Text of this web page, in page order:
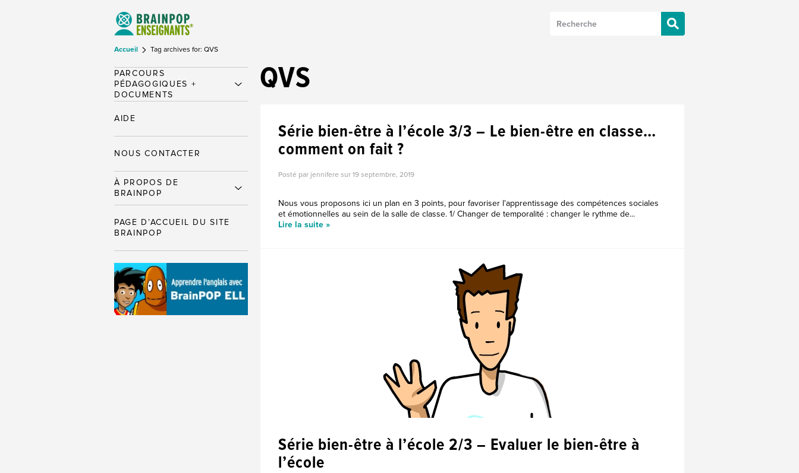
Accueil Tag archives for: QVS
QVS
Série bien-être à l’école 3/3 – Le bien-être en classe…
comment on fait ?
Posté par jennifere sur 19 septembre, 2019
Nous vous proposons ici un plan en 3 points, pour favoriser l'apprentissage des compétences sociales
et émotionnelles au sein de la salle de classe. 1/ Changer de temporalité : changer le rythme de...
Lire la suite »
Série bien-être à l’école 2/3 – Evaluer le bien-être à
l’école
PARCOURS
PÉDAGOGIQUES +
DOCUMENTS
AIDE
NOUS CONTACTER
À PROPOS DE
BRAINPOP
PAGE D’ACCUEIL DU SITE
BRAINPOP